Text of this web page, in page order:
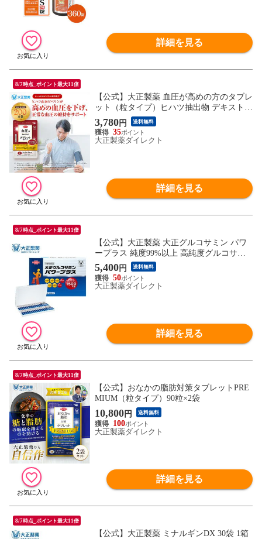
詳細を見る
8/7時点_ポイント最大11倍
【公式】大正製薬 血圧が高めの方のタブレ
ット（粒タイプ）ヒハツ抽出物 デキストリ
ン ヒハツエキス 1袋 30粒入 1日1粒 機能性
表示食品 血圧 サプリ サプリメント ヒハツ
改善
3,780円 送料無料
35
大正製薬ダイレクト
詳細を見る
8/7時点_ポイント最大11倍
【公式】大正製薬 大正グルコサミン パワ
ープラス 純度99%以上 高純度グルコサミ
ン 軟骨成分 コンドロイチン 鶏由来 コラー
ゲン 筋肉成分 運動系アミノ酸 3種 1箱 370
mg×6粒×30袋 サプリ サプリメント
5,400円 送料無料
50
大正製薬ダイレクト
詳細を見る
8/7時点_ポイント最大11倍
【公式】おなかの脂肪対策タブレットPRE
MIUM（粒タイプ）90粒×2袋
10,800円 送料無料
100
大正製薬ダイレクト
詳細を見る
8/7時点_ポイント最大11倍
【公式】大正製薬 ミナルギンDX 30袋 1箱